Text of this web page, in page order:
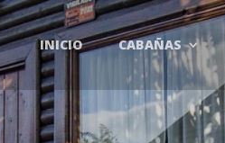
INICIO CABAÑAS